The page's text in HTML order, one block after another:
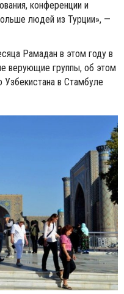
конференции и
людей из Турции», —
Рамадан в этом году в
верующие группы, об этом
в Стамбуле